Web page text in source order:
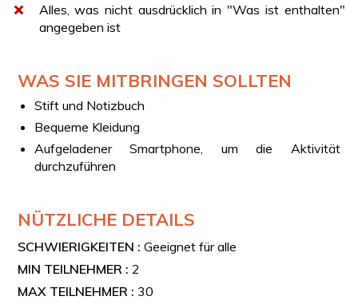
Alles, was nicht ausdrücklich in "Was ist enthalten"
angegeben ist
WAS SIE MITBRINGEN SOLLTEN
Stift und Notizbuch
Bequeme Kleidung
Aufgeladener Smartphone, um die Aktivität
durchzuführen
NÜTZLICHE DETAILS
SCHWIERIGKEITEN :Geeignet für alle
MIN TEILNEHMER :2
MAX TEILNEHMER : 30